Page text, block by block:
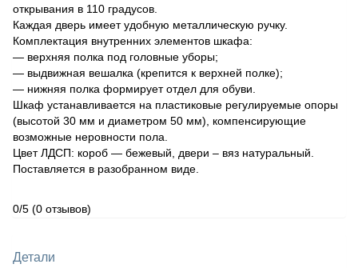
открывания в 110 градусов.
Каждая дверь имеет удобную металлическую ручку.
Комплектация внутренних элементов шкафа:
— верхняя полка под головные уборы;
— выдвижная вешалка (крепится к верхней полке);
— нижняя полка формирует отдел для обуви.
Шкаф устанавливается на пластиковые регулируемые опоры
(высотой 30 мм и диаметром 50 мм), компенсирующие
возможные неровности пола.
Цвет ЛДСП: короб — бежевый, двери – вяз натуральный.
Поставляется в разобранном виде.
0/5 (0 отзывов)
Детали